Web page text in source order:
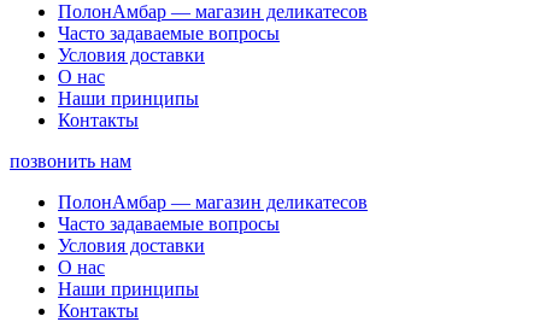
ПолонАмбар — магазин деликатесов
Часто задаваемые вопросы
Условия доставки
О нас
Наши принципы
Контакты
позвонить нам
ПолонАмбар — магазин деликатесов
Часто задаваемые вопросы
Условия доставки
О нас
Наши принципы
Контакты